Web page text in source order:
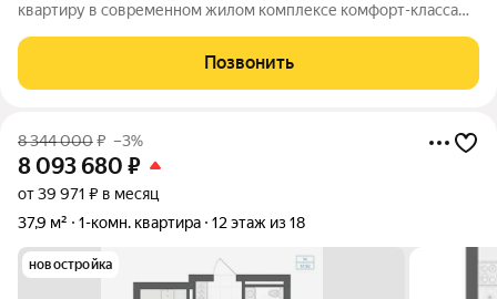
квартиру в современном жилом комплексе комфорт-класса
Квартира расположена на удобном третьем этаже 15-
этажного кирпичного дома с
Позвонить
8 344 000₽ –3%
8 093 680 ₽
от 39 971 ₽ в месяц
37,9 м²
1-комн. квартира 12 этаж из 18
новостройка